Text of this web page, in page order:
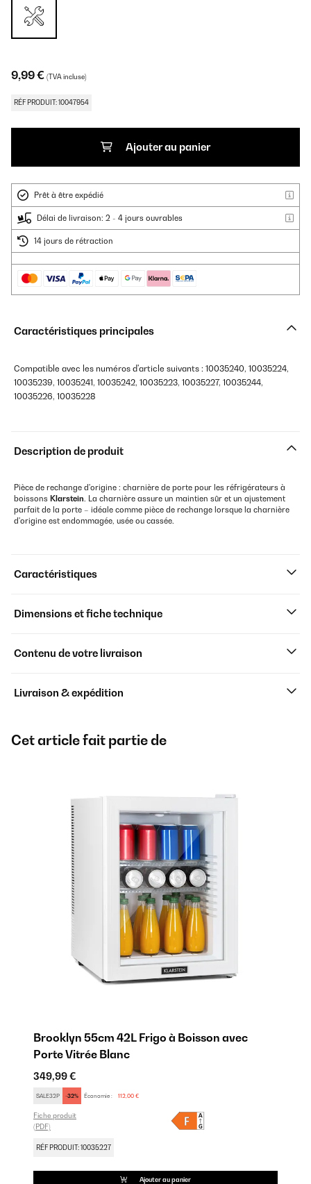
9,99 € (TVA incluse)
RÉF PRODUIT: 10047954
Ajouter au panier
Prêt à être expédié
Délai de livraison: 2 - 4 jours ouvrables
14 jours de rétraction
Caractéristiques principales
Compatible avec les numéros d'article suivants : 10035240, 10035224,
10035239, 10035241, 10035242, 10035223, 10035227, 10035244,
10035226, 10035228
Description de produit
Pièce de rechange d'origine : charnière de porte pour les réfrigérateurs à
boissons Klarstein. La charnière assure un maintien sûr et un ajustement
parfait de la porte – idéale comme pièce de rechange lorsque la charnière
d'origine est endommagée, usée ou cassée.
Caractéristiques
Dimensions et fiche technique
Contenu de votre livraison
Livraison & expédition
Cet article fait partie de
Brooklyn 55cm 42L Frigo à Boisson avec
Porte Vitrée Blanc
349,99 €
SALE32P -32% Économie : 112,00 €
Fiche produit
(PDF)
RÉF PRODUIT: 10035227
Ajouter au panier